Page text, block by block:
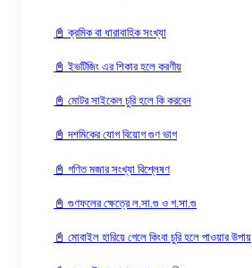
📓 ক্রমিক বা ধারাবাহিক সংখ্যা
📓 ইভটিজিং এর শিকার হলে করণীয়
📓 মোটর সাইকেল চুরি হলে কি করবেন
📓 দশমিকের যোগ বিয়োগ গুণ ভাগ
📓 গণিত মজার সংখ্যা বিশ্লেষণ
📓 গুণফলের ক্ষেত্রে ল.সা.গু ও গ.সা.গু
📓 মোবাইল হারিয়ে গেলে কিংবা চুরি হলে পাওয়ার উপায়